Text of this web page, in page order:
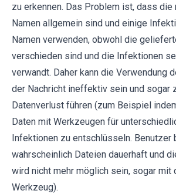
zu erkennen. Das Problem ist, dass
Namen allgemein sind und einige
Namen verwenden, obwohl die
verschieden sind und die Infektionen
verwandt. Daher kann die Verwendung
der Nachricht ineffektiv sein und sogar
Datenverlust führen (zum Beispiel
Daten mit Werkzeugen für
Infektionen zu entschlüsseln. Benutzer
wahrscheinlich Dateien dauerhaft und
wird nicht mehr möglich sein, sogar mit
Werkzeug).